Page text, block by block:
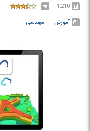
1,210
آموزش ← ‏ مهندسی